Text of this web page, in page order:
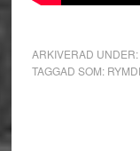
ARKIVERAD UNDER:
TAGGAD SOM: